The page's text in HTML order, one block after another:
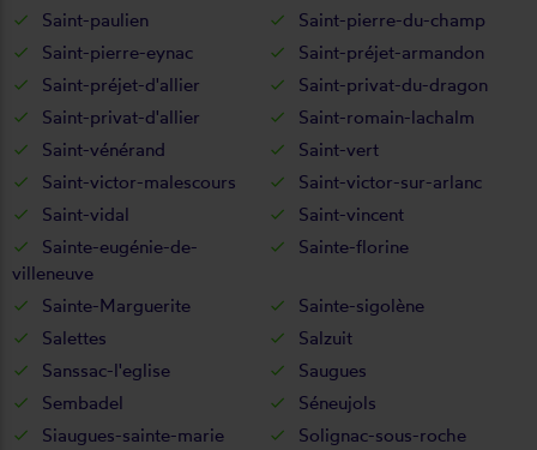
Saint-paulien
Saint-pierre-du-champ
Saint-pierre-eynac
Saint-préjet-armandon
Saint-préjet-d'allier
Saint-privat-du-dragon
Saint-privat-d'allier
Saint-romain-lachalm
Saint-vénérand
Saint-vert
Saint-victor-malescours
Saint-victor-sur-arlanc
Saint-vidal
Saint-vincent
Sainte-eugénie-de-
villeneuve
Sainte-florine
Sainte-Marguerite
Sainte-sigolène
Salettes
Salzuit
Sanssac-l'eglise
Saugues
Sembadel
Séneujols
Siaugues-sainte-marie
Solignac-sous-roche